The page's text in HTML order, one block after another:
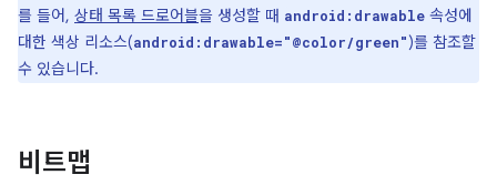
를 들어, 상태 목록 드로어블을 생성할 때 android:drawable 속성에
대한 색상 리소스(android:drawable="@color/green")를 참조할
수 있습니다.
비트맵